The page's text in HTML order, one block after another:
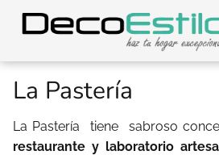
La Pastería
La Pastería tiene sabroso
restaurante y laboratorio